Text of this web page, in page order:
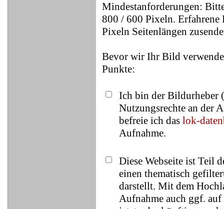
Mindestanforderungen:
800 / 600 Pixeln.
Pixeln Seitenlängen
Bevor wir Ihr Bild
Punkte:
Ich bin der Bildurheber
Nutzungsrechte an der
befreie ich das lok-
Aufnahme.
Diese Webseite ist Teil
einen thematisch
darstellt. Mit dem
Aufnahme auch ggf.